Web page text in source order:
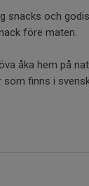
snacks och
före maten.
åka hem på
finns i